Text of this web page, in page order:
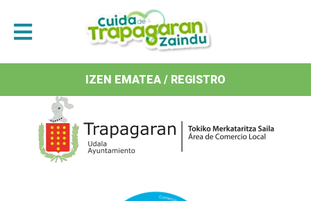
Antolatzaileak / Organizan
IZEN EMATEA / REGISTRO